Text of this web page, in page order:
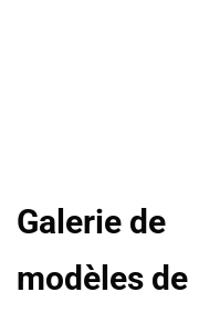
Galerie de
modèles de